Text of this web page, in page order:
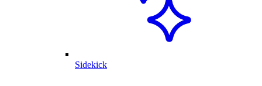
Sidekick